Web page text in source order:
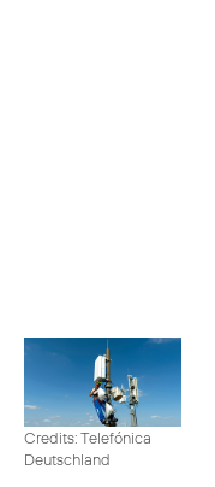
Credits: Telefónica
Deutschland